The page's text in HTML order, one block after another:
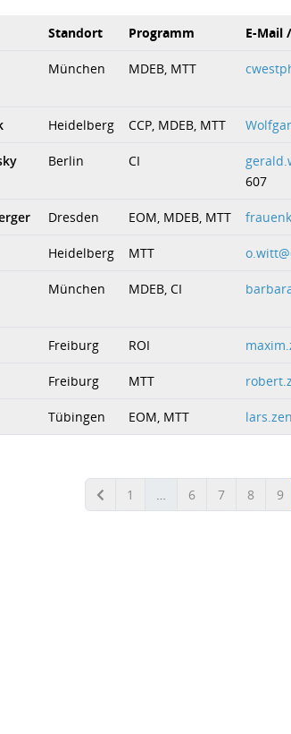
Standort Programm E-Mail
München MDEB, MTT
Heidelberg CCP, MDEB, MTT
Berlin CI
607
Dresden EOM, MDEB, MTT
Heidelberg MTT
München MDEB, CI
Freiburg ROI
Freiburg MTT
Tübingen EOM, MTT
1 … 6 7 8 9